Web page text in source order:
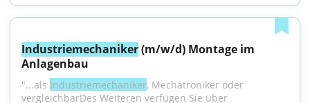
Industriemechaniker (m/w/d) Montage im
Anlagenbau
"...als Industriemechaniker, Mechatroniker oder
vergleichbarDes Weiteren verfügen Sie über